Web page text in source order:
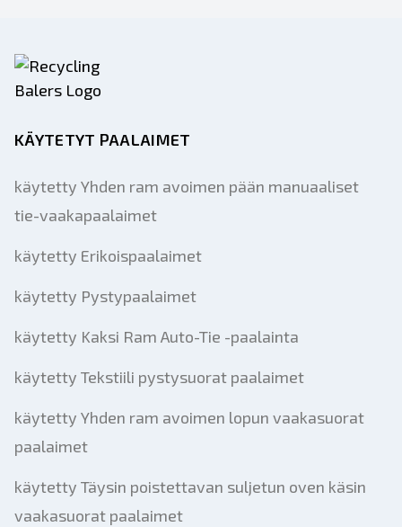
KÄYTETYT PAALAIMET
käytetty Yhden ram avoimen pään manuaaliset
tie-vaakapaalaimet
käytetty Erikoispaalaimet
käytetty Pystypaalaimet
käytetty Kaksi Ram Auto-Tie -paalainta
käytetty Tekstiili pystysuorat paalaimet
käytetty Yhden ram avoimen lopun vaakasuorat
paalaimet
käytetty Täysin poistettavan suljetun oven käsin
vaakasuorat paalaimet